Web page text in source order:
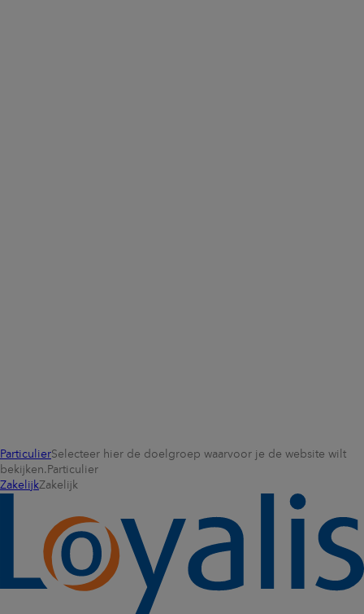
ParticulierSelecteer hier de doelgroep waarvoor je de website wilt
bekijken. Particulier
ZakelijkZakelijk